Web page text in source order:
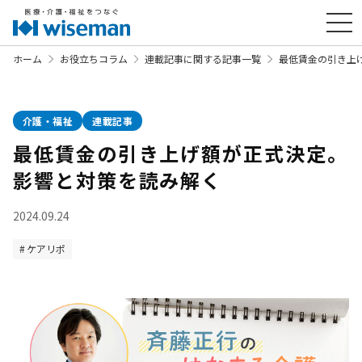
ホーム お役立ちコラム 連載記事に関する記事一覧 最低賃金の引き上
介護・福祉 連載記事
最低賃金の引き上げ額が正式決定。
影響と対策を読み解く
2024.09.24
ケアリポ